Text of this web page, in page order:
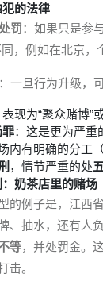
的法律
罚 ：如果只是参
，例如在北京，
：一旦行为升级，
表现为“聚众赌博”
罪：这是更为严重
内有明确的分工
，情节严重的处
奶茶店里的赌场
的例子是，江西
、抽水，还有人
等，并处罚金。
击。